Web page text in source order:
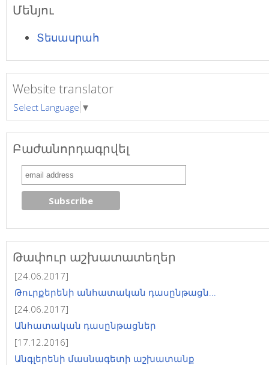
Մենյու
Տեսասրահ
Website translator
Select Language ▼
Բաժանորդագրվել
Թափուր աշխատատեղեր
[24.06.2017]
Թուրքերենի անհատական դասընթացն...
[24.06.2017]
Անհատական դասընթացներ
[17.12.2016]
Անգլերենի մասնագետի աշխատանք